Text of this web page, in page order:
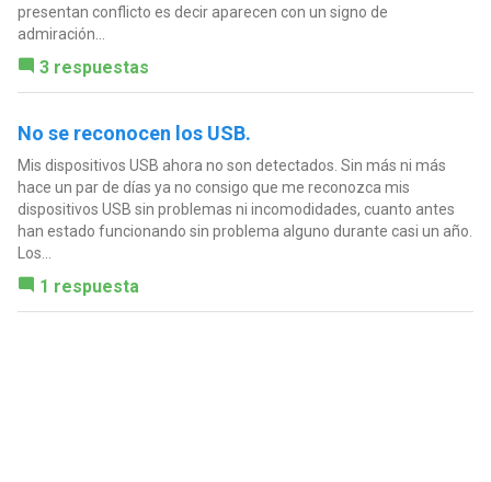
presentan conflicto es decir aparecen con un signo de
admiración...
3 respuestas
No se reconocen los USB.
Mis dispositivos USB ahora no son detectados. Sin más ni más
hace un par de días ya no consigo que me reconozca mis
dispositivos USB sin problemas ni incomodidades, cuanto antes
han estado funcionando sin problema alguno durante casi un año.
Los...
1 respuesta